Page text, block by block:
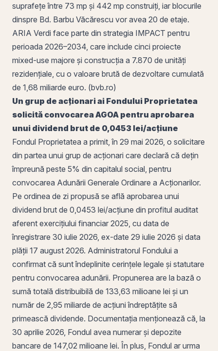
suprafețe între 73 mp și 442 mp construiți, iar blocurile
dinspre Bd. Barbu Văcărescu vor avea 20 de etaje.
ARIA Verdi face parte din strategia IMPACT pentru
perioada 2026–2034, care include cinci proiecte
mixed-use majore și construcția a 7.870 de unități
rezidențiale, cu o valoare brută de dezvoltare cumulată
de 1,68 miliarde euro. (bvb.ro)
Un grup de acționari ai Fondului Proprietatea
solicită convocarea AGOA pentru aprobarea
unui dividend brut de 0,0453 lei/acțiune
Fondul Proprietatea a primit, în 29 mai 2026, o solicitare
din partea unui grup de acționari care declară că dețin
împreună peste 5% din capitalul social, pentru
convocarea Adunării Generale Ordinare a Acționarilor.
Pe ordinea de zi propusă se află aprobarea unui
dividend brut de 0,0453 lei/acțiune din profitul auditat
aferent exercițiului financiar 2025, cu data de
înregistrare 30 iulie 2026, ex-date 29 iulie 2026 și data
plății 17 august 2026. Administratorul Fondului a
confirmat că sunt îndeplinite cerințele legale și statutare
pentru convocarea adunării. Propunerea are la bază o
sumă totală distribuibilă de 133,63 milioane lei și un
număr de 2,95 miliarde de acțiuni îndreptățite să
primească dividende. Documentația menționează că, la
30 aprilie 2026, Fondul avea numerar și depozite
bancare de 147,02 milioane lei. În plus, Fondul ar urma